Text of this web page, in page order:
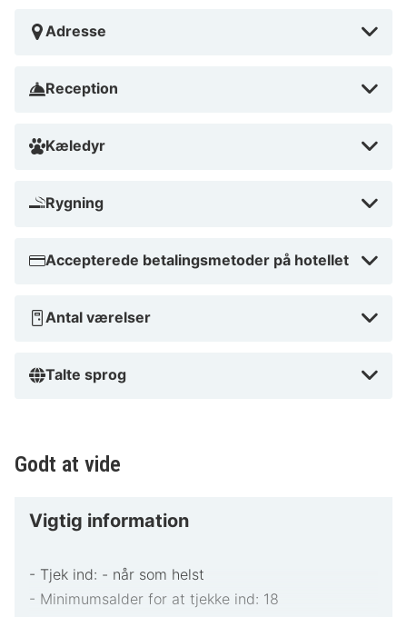
Adresse
Reception
Kæledyr
Rygning
Accepterede betalingsmetoder på hotellet
Antal værelser
Talte sprog
Godt at vide
Vigtig information
- Tjek ind: - når som helst
- Minimumsalder for at tjekke ind: 18